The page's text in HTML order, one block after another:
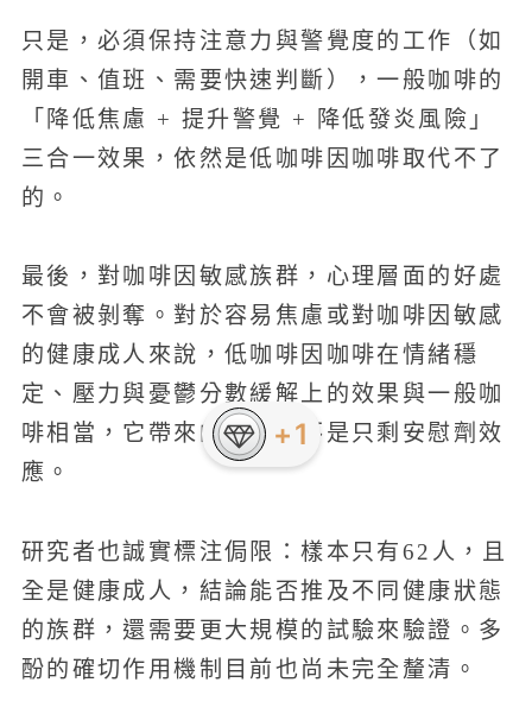
只是，必須保持注意力與警覺度的工作（如
開車、值班、需要快速判斷），一般咖啡的
「降低焦慮 + 提升警覺 + 降低發炎風險」
三合一效果，依然是低咖啡因咖啡取代不了
的。
最後，對咖啡因敏感族群，心理層面的好處
不會被剝奪。對於容易焦慮或對咖啡因敏感
的健康成人來說，低咖啡因咖啡在情緒穩
定、壓力與憂鬱分數緩解上的效果與一般咖
啡相當，它帶來的好處並不是只剩安慰劑效
應。
研究者也誠實標注侷限：樣本只有62人，且
全是健康成人，結論能否推及不同健康狀態
的族群，還需要更大規模的試驗來驗證。多
酚的確切作用機制目前也尚未完全釐清。
+1